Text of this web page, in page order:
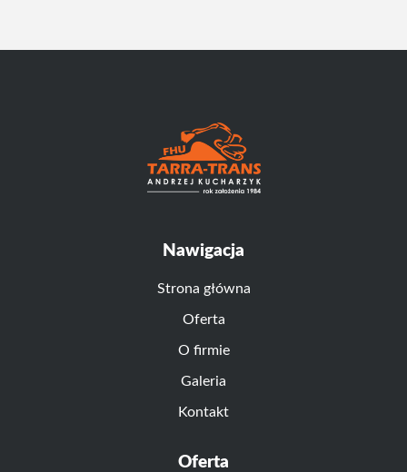
Nawigacja
Strona główna
Oferta
O firmie
Galeria
Kontakt
Oferta